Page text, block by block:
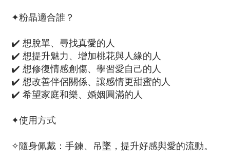
✦粉晶適合誰？
✔️ 想脫單、尋找真愛的人
✔️ 想提升魅力、增加桃花與人緣的人
✔️ 想修復情感創傷、學習愛自己的人
✔️ 想改善伴侶關係、讓感情更甜蜜的人
✔️ 希望家庭和樂、婚姻圓滿的人
✦使用方式
✧隨身佩戴：手鍊、吊墜，提升好感與愛的流動。